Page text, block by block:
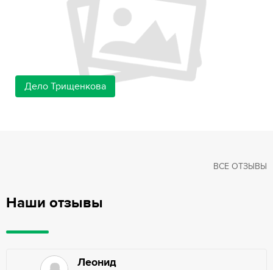
Дело Трищенкова
Наши отзывы
ВСЕ ОТЗЫВЫ
Леонид